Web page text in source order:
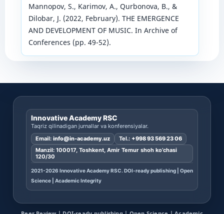
Mannopov, S., Karimov, A., Qurbonova, B., &
Dilobar, J. (2022, February). THE EMERGENCE
AND DEVELOPMENT OF MUSIC. In Archive of
Conferences (pp. 49-52).
Innovative Academy RSC
Taqriz qilinadigan jurnallar va konferensiyalar.
Email: info@in-academy.uz Tel.: +998 93 569 23 06
Manzil: 100017, Toshkent, Amir Temur shoh ko’chasi
120/30
2021-2026 Innovative Academy RSC. DOI-ready publishing | Open
Science | Academic Integrity